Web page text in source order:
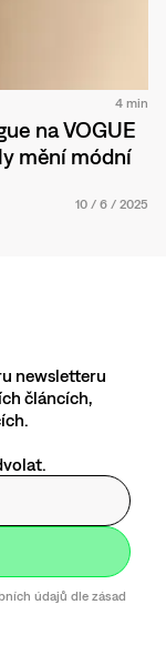
4 min
na VOGUE
mění módní
10 / 6 / 2025
newsletteru
článcích,
údajů dle zásad